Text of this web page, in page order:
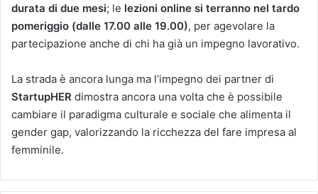
durata di due mesi; le lezioni online si terranno nel tardo
pomeriggio (dalle 17.00 alle 19.00), per agevolare la
partecipazione anche di chi ha già un impegno lavorativo.
La strada è ancora lunga ma l’impegno dei partner di
StartupHER dimostra ancora una volta che è possibile
cambiare il paradigma culturale e sociale che alimenta il
gender gap, valorizzando la ricchezza del fare impresa al
femminile.